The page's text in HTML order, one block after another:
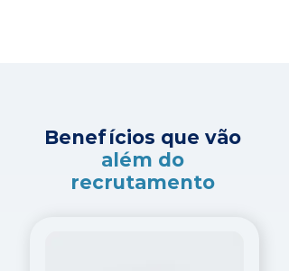
Benefícios que vão
além do
recrutamento